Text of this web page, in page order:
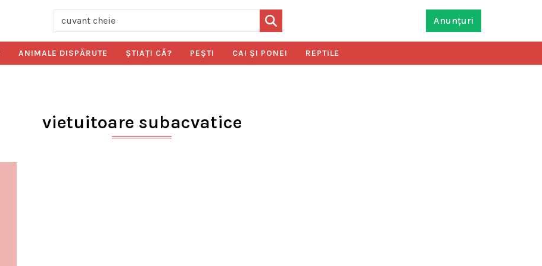
Anunțuri
ANIMALE DISPĂRUTE ŞTIAŢI CĂ? PEŞTI CAI ŞI PONEI REPTILE
vietuitoare subacvatice